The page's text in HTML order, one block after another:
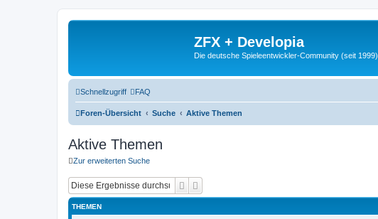
ZFX + Developia
Die deutsche Spieleentwickler-Community (seit 1999).
Schnellzugriff FAQ
Foren-Übersicht Suche Aktive Themen
Aktive Themen
Zur erweiterten Suche
Suche
THEMEN